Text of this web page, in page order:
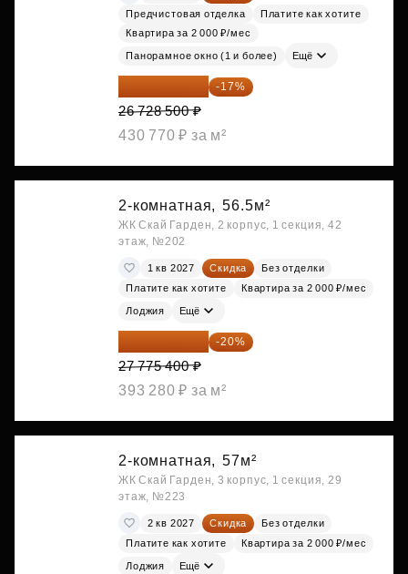
Предчистовая отделка
Платите как хотите
Квартира за 2 000 ₽/мес
Панорамное окно (1 и более) Ещё
22 184 655 ₽ -17%
26 728 500 ₽
430 770 ₽ за м²
2-комнатная, 56.5м²
ЖК Скай Гарден, 2 корпус, 1 секция, 42
этаж, №202
1 кв 2027 Скидка
Без отделки
Платите как хотите
Квартира за 2 000 ₽/мес
Лоджия Ещё
22 220 320 ₽ -20%
27 775 400 ₽
393 280 ₽ за м²
2-комнатная, 57м²
ЖК Скай Гарден, 3 корпус, 1 секция, 29
этаж, №223
2 кв 2027 Скидка
Без отделки
Платите как хотите
Квартира за 2 000 ₽/мес
Лоджия Ещё